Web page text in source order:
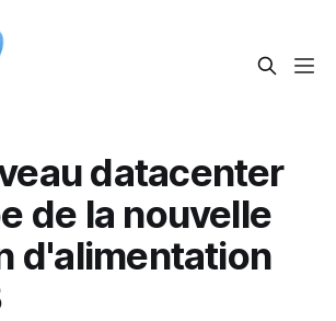
datacenter
de la nouvelle
d'alimentation